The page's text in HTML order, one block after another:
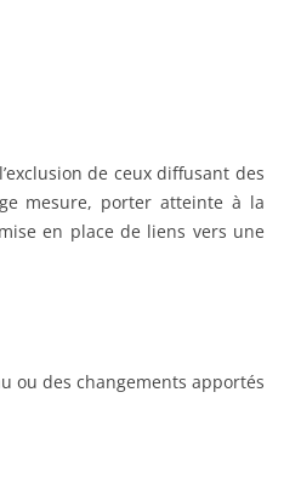
de ceux diffusant des
mesure, porter atteinte à la
en place de liens vers une
ou des changements apportés